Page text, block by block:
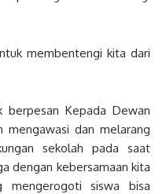
membentengi kita dari
berpesan Kepada Dewan
dan melarang
sekolah pada saat
dengan kebersamaan kita
mengerogoti siswa bisa